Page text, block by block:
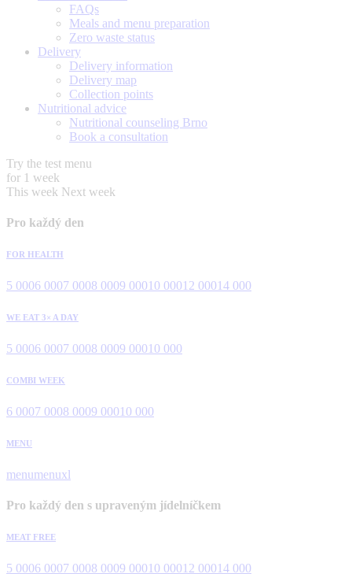
FAQs
Meals and menu preparation
Zero waste status
Delivery
Delivery information
Delivery map
Collection points
Nutritional advice
Nutritional counseling Brno
Book a consultation
Try the test menu
for 1 week
This week Next week
Pro každý den
FOR HEALTH
5 0006 0007 0008 0009 00010 00012 00014 000
WE EAT 3× A DAY
5 0006 0007 0008 0009 00010 000
COMBI WEEK
6 0007 0008 0009 00010 000
MENU
menumenuxl
Pro každý den s upraveným jídelníčkem
MEAT FREE
5 0006 0007 0008 0009 00010 00012 00014 000